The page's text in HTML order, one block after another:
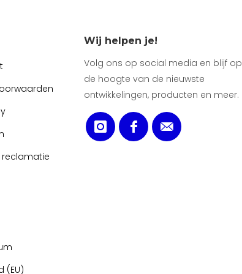
reclamatie
(EU)
Wij helpen je!
Volg ons op social media en blijf op
de hoogte van de nieuwste
ontwikkelingen, producten en meer.